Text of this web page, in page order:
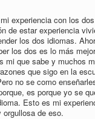
experiencia con los
de estar experiencia
los dos idiomas.
los dos es lo más
mi que sabe y muchos
que sigo en la
no se como
es porque yo se
Esto es mi
de eso.